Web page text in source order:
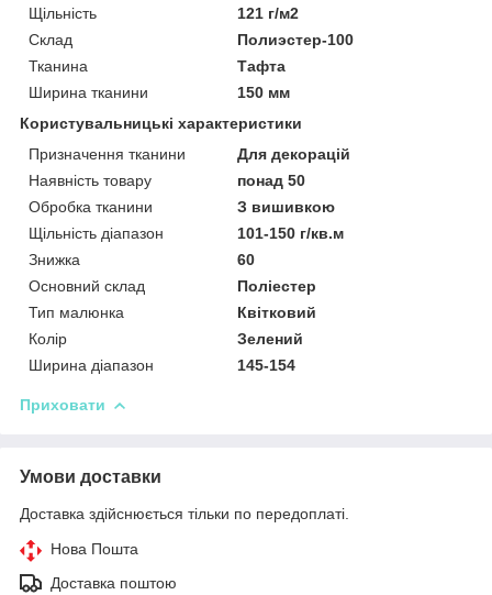
Щільність
121 г/м2
Склад
Полиэстер-100
Тканина
Тафта
Ширина тканини
150 мм
Користувальницькі характеристики
Призначення тканини
Для декорацій
Наявність товару
понад 50
Обробка тканини
З вишивкою
Щільність діапазон
101-150 г/кв.м
Знижка
60
Основний склад
Поліестер
Тип малюнка
Квітковий
Колір
Зелений
Ширина діапазон
145-154
Приховати
Умови доставки
Доставка здійснюється тільки по передоплаті.
Нова Пошта
Доставка поштою